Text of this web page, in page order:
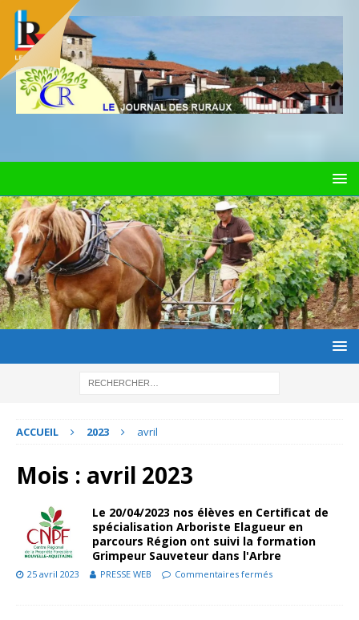
ACCUEIL 2023 avril
Mois : avril 2023
Le 20/04/2023 nos élèves en Certificat de
spécialisation Arboriste Elagueur en
parcours Région ont suivi la formation
Grimpeur Sauveteur dans l'Arbre
25 avril 2023 PRESSE WEB Commentaires fermés